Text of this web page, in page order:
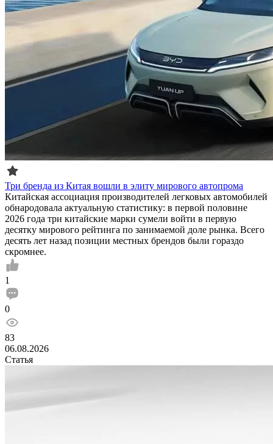
Три бренда из Китая вошли в элиту мирового автопрома
Китайская ассоциация производителей легковых автомобилей
обнародовала актуальную статистику: в первой половине
2026 года три китайские марки сумели войти в первую
десятку мирового рейтинга по занимаемой доле рынка. Всего
десять лет назад позиции местных брендов были гораздо
скромнее.
1
0
83
06.08.2026
Статья